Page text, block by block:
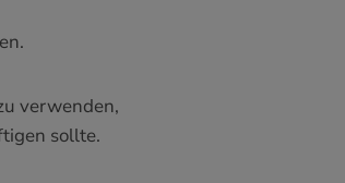
verwenden,
sollte.